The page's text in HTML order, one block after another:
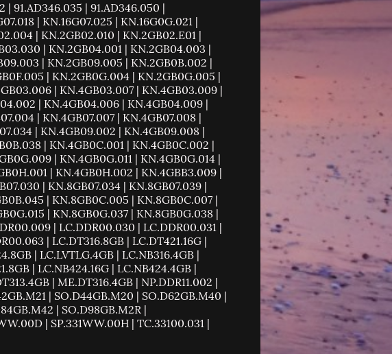
| 91.AD346.035 | 91.AD346.050 |
| KN.16G07.025 | KN.16G0G.021 |
| KN.2GB02.010 | KN.2GB02.E01 |
| KN.2GB04.001 | KN.2GB04.003 |
| KN.2GB09.005 | KN.2GB0B.002 |
| KN.2GB0G.004 | KN.2GB0G.005 |
| KN.4GB03.007 | KN.4GB03.009 |
| KN.4GB04.006 | KN.4GB04.009 |
| KN.4GB07.007 | KN.4GB07.008 |
| KN.4GB09.002 | KN.4GB09.008 |
| KN.4GB0C.001 | KN.4GB0C.002 |
| KN.4GB0G.011 | KN.4GB0G.014 |
| KN.4GB0H.002 | KN.4GBB3.009 |
| KN.8GB07.034 | KN.8GB07.039 |
| KN.8GB0C.005 | KN.8GB0C.007 |
| KN.8GB0G.037 | KN.8GB0G.038 |
| LC.DDR00.030 | LC.DDR00.031 |
| LC.DT316.8GB | LC.DT421.16G |
| LC.LVTLG.4GB | LC.NB316.4GB |
| LC.NB424.16G | LC.NB424.4GB |
| ME.DT316.4GB | NP.DDR11.002 |
| SO.D44GB.M20 | SO.D62GB.M40 |
| SO.D98GB.M2R |
| SP.331WW.00H | TC.33100.031 |